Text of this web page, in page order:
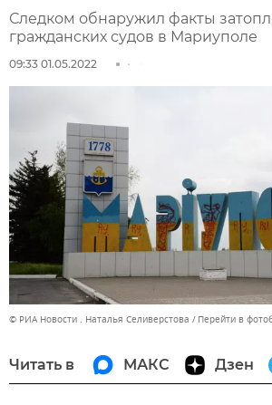
Следком обнаружил факты
гражданских судов в Мариуполе
09:33 01.05.2022
© РИА Новости . Наталья Селиверстова Перейти в
Читать в МАКС Дзен